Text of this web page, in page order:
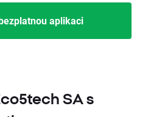
aplikaci
SA s